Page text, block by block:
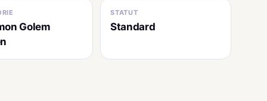
Golem
STATUT
Standard